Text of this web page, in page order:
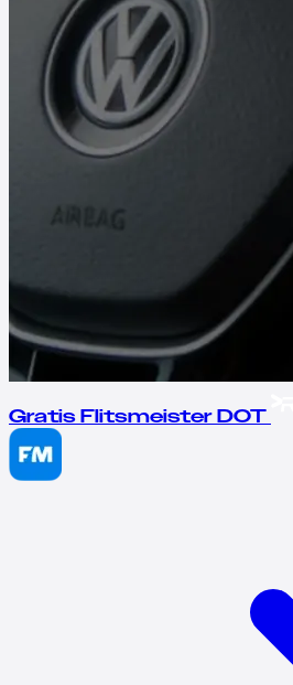
Gratis Flitsmeister DOT